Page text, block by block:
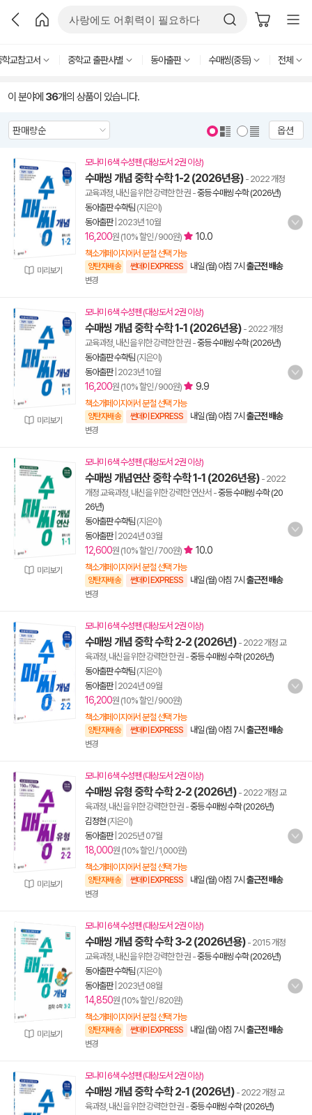
학교참고서 중학교 출판사별 동아출판 수매씽(중등) 전체
이 분야에 36개의 상품이 있습니다.
옵션
미리보기
모나미 6색 수성펜 (대상도서 2권 이상)
수매씽 개념 중학 수학 1-2 (2026년용) - 2022 개정
교육과정, 내신을 위한 강력한 한 권 -중등 수매씽 수학 (2026년)
동아출판 수학팀 (지은이)
동아출판| 2023년 10월
16,200원 (10% 할인 / 900원) 10.0
책소개페이지에서 분철 선택 가능
양탄자배송 썬데이 EXPRESS 내일 (월) 아침 7시 출근전 배송
변경
미리보기
모나미 6색 수성펜 (대상도서 2권 이상)
수매씽 개념 중학 수학 1-1 (2026년용) - 2022 개정
교육과정, 내신을 위한 강력한 한 권 -중등 수매씽 수학 (2026년)
동아출판 수학팀 (지은이)
동아출판| 2023년 10월
16,200원 (10% 할인 / 900원) 9.9
책소개페이지에서 분철 선택 가능
양탄자배송 썬데이 EXPRESS 내일 (월) 아침 7시 출근전 배송
변경
미리보기
모나미 6색 수성펜 (대상도서 2권 이상)
수매씽 개념연산 중학 수학 1-1 (2026년용) - 2022
개정 교육과정, 내신을 위한 강력한 연산서 -중등 수매씽 수학 (20
26년)
동아출판 수학팀 (지은이)
동아출판| 2024년 03월
12,600원 (10% 할인 / 700원) 10.0
책소개페이지에서 분철 선택 가능
양탄자배송 썬데이 EXPRESS 내일 (월) 아침 7시 출근전 배송
변경
모나미 6색 수성펜 (대상도서 2권 이상)
수매씽 개념 중학 수학 2-2 (2026년) - 2022 개정 교
육과정, 내신을 위한 강력한 한 권 -중등 수매씽 수학 (2026년)
동아출판 수학팀 (지은이)
동아출판| 2024년 09월
16,200원 (10% 할인 / 900원)
책소개페이지에서 분철 선택 가능
양탄자배송 썬데이 EXPRESS 내일 (월) 아침 7시 출근전 배송
변경
미리보기
모나미 6색 수성펜 (대상도서 2권 이상)
수매씽 유형 중학 수학 2-2 (2026년) - 2022 개정 교
육과정, 내신을 위한 강력한 한 권 -중등 수매씽 수학 (2026년)
김정현 (지은이)
동아출판| 2025년 07월
18,000원 (10% 할인 / 1,000원)
책소개페이지에서 분철 선택 가능
양탄자배송 썬데이 EXPRESS 내일 (월) 아침 7시 출근전 배송
변경
미리보기
모나미 6색 수성펜 (대상도서 2권 이상)
수매씽 개념 중학 수학 3-2 (2026년용) - 2015 개정
교육과정, 내신을 위한 강력한 한 권 -중등 수매씽 수학 (2026년)
동아출판 수학팀 (지은이)
동아출판| 2023년 08월
14,850원 (10% 할인 / 820원)
책소개페이지에서 분철 선택 가능
양탄자배송 썬데이 EXPRESS 내일 (월) 아침 7시 출근전 배송
변경
모나미 6색 수성펜 (대상도서 2권 이상)
수매씽 개념 중학 수학 2-1 (2026년) - 2022 개정 교
육과정, 내신을 위한 강력한 한 권 -중등 수매씽 수학 (2026년)